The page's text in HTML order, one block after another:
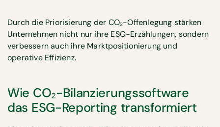
Durch die Priorisierung der CO₂-Offenlegung stärken
Unternehmen nicht nur ihre ESG-Erzählungen, sondern
verbessern auch ihre Marktpositionierung und
operative Effizienz.
Wie CO₂-Bilanzierungssoftware
das ESG-Reporting transformiert